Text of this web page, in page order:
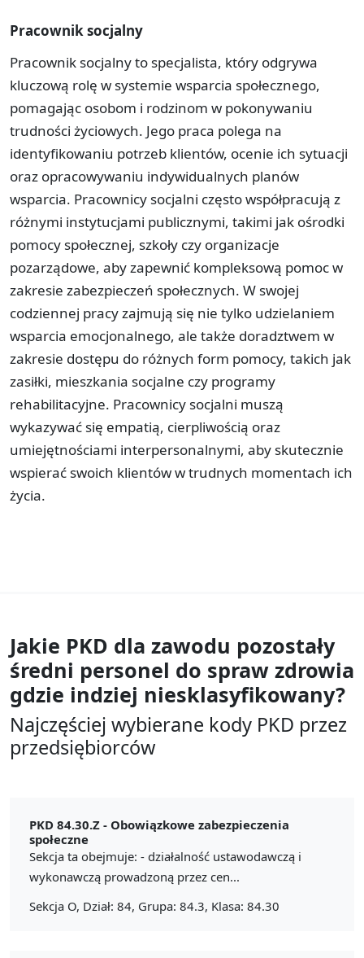
Pracownik socjalny
Pracownik socjalny to specjalista, który odgrywa
kluczową rolę w systemie wsparcia społecznego,
pomagając osobom i rodzinom w pokonywaniu
trudności życiowych. Jego praca polega na
identyfikowaniu potrzeb klientów, ocenie ich sytuacji
oraz opracowywaniu indywidualnych planów
wsparcia. Pracownicy socjalni często współpracują z
różnymi instytucjami publicznymi, takimi jak ośrodki
pomocy społecznej, szkoły czy organizacje
pozarządowe, aby zapewnić kompleksową pomoc w
zakresie zabezpieczeń społecznych. W swojej
codziennej pracy zajmują się nie tylko udzielaniem
wsparcia emocjonalnego, ale także doradztwem w
zakresie dostępu do różnych form pomocy, takich jak
zasiłki, mieszkania socjalne czy programy
rehabilitacyjne. Pracownicy socjalni muszą
wykazywać się empatią, cierpliwością oraz
umiejętnościami interpersonalnymi, aby skutecznie
wspierać swoich klientów w trudnych momentach ich
życia.
Jakie PKD dla zawodu pozostały
średni personel do spraw zdrowia
gdzie indziej niesklasyfikowany?
Najczęściej wybierane kody PKD przez
przedsiębiorców
PKD 84.30.Z - Obowiązkowe zabezpieczenia
społeczne
Sekcja ta obejmuje: - działalność ustawodawczą i
wykonawczą prowadzoną przez cen...
Sekcja O, Dział: 84, Grupa: 84.3, Klasa: 84.30